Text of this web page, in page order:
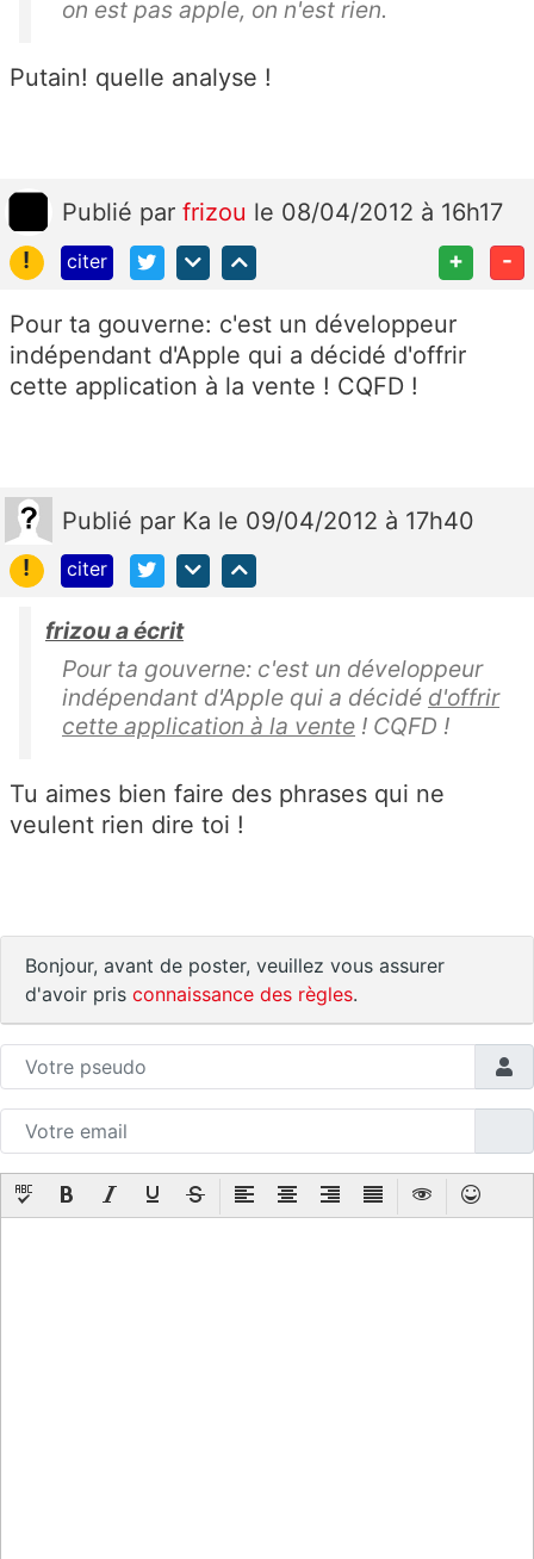
on est pas apple, on n'est rien.
Putain! quelle analyse !
Publié par frizou le 08/04/2012 à 16h17
!
citer + -
Pour ta gouverne: c'est un développeur
indépendant d'Apple qui a décidé d'offrir
cette application à la vente ! CQFD !
Publié par Ka le 09/04/2012 à 17h40
!
citer
frizou a écrit
Pour ta gouverne: c'est un développeur
indépendant d'Apple qui a décidé d'offrir
cette application à la vente ! CQFD !
Tu aimes bien faire des phrases qui ne
veulent rien dire toi !
Bonjour, avant de poster, veuillez vous assurer
d'avoir pris connaissance des règles.